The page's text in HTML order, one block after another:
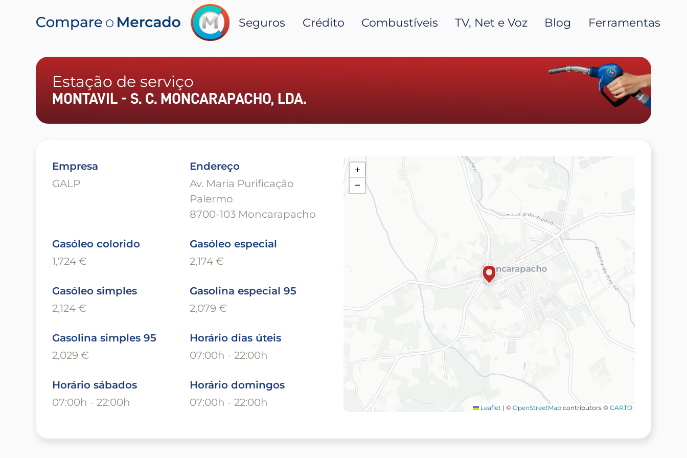
Seguros Crédito Combustíveis TV, Net e Voz Blog Ferramentas
Estação de serviço
MONTAVIL - S. C. MONCARAPACHO, LDA.
Empresa
GALP
Endereço
Av. Maria Purificação
Palermo
8700-103 Moncarapacho
Gasóleo colorido
1,724 €
Gasóleo especial
2,174 €
Gasóleo simples
2,124 €
Gasolina especial 95
2,079 €
Gasolina simples 95
2,029 €
Horário dias úteis
07:00h - 22:00h
Horário sábados
07:00h - 22:00h
Horário domingos
07:00h - 22:00h
+
−
Leaflet | © OpenStreetMap contributors © CARTO